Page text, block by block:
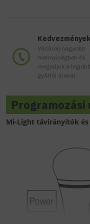
Kedvezmények
Vásárolj nagyobb
mennyiségben és
megadjuk a legjobb
gyártói árakat.
Mi-Light távirányítók